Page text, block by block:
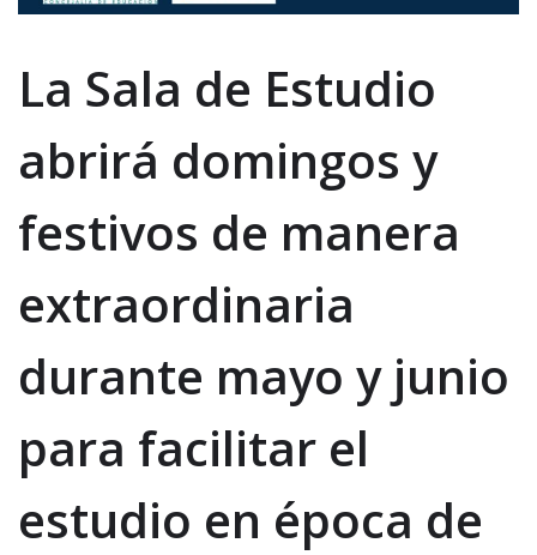
La Sala de Estudio
abrirá domingos y
festivos de manera
extraordinaria
durante mayo y junio
para facilitar el
estudio en época de